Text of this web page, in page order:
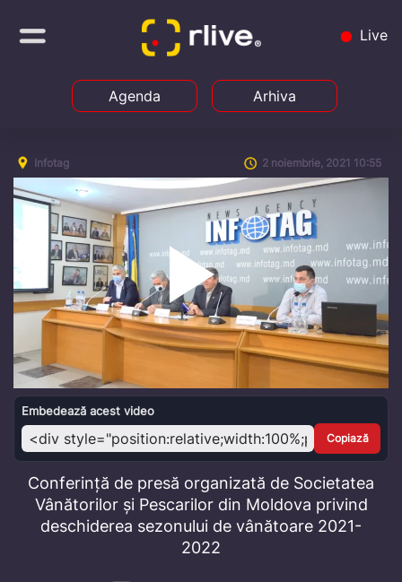
Live
Agenda Arhiva
Infotag 2 noiembrie, 2021 10:55
Play
Video
Embedează acest video
Copiază
Conferință de presă organizată de Societatea
Vânătorilor și Pescarilor din Moldova privind
deschiderea sezonului de vânătoare 2021-
2022